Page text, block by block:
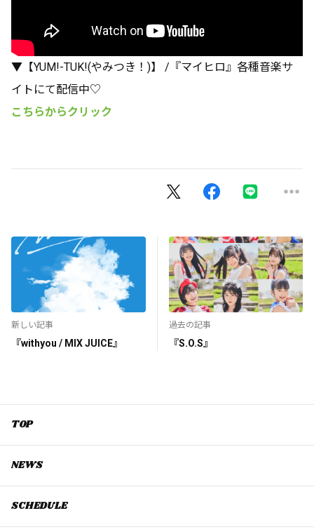
▼【YUM!-TUK!(やみつき！)】 /『マイヒロ』各種音楽サ
イトにて配信中♡
こちらからクリック
新しい記事
『withyou / MIX JUICE』
過去の記事
『S.O.S』
TOP
NEWS
SCHEDULE